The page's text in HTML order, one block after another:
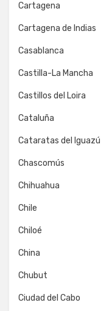
Cartagena
Cartagena de Indias
Casablanca
Castilla-La Mancha
Castillos del Loira
Cataluña
Cataratas del Iguazú
Chascomús
Chihuahua
Chile
Chiloé
China
Chubut
Ciudad del Cabo